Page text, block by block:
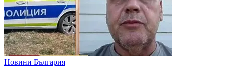
Новини България